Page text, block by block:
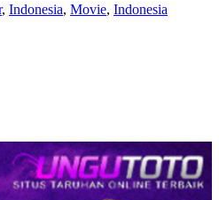
, Indonesia, Movie, Indonesia